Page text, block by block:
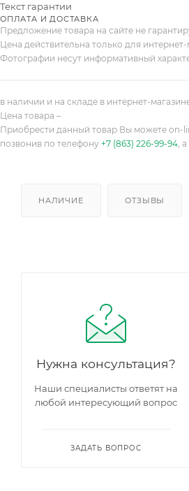
Текст гарантии
ОПЛАТА И ДОСТАВКА
Предложение товара на сайте не
Цена действительна только для
Фотографии несут информативный
в наличии и на складе в интернет-
Цена товара –
Приобрести данный товар Вы можете on-
позвонив по телефону +7 (863) 226-99-94,
НАЛИЧИЕ ОТЗЫВЫ
Нужна консультация?
Наши специалисты ответят на
любой интересующий вопрос
ЗАДАТЬ ВОПРОС